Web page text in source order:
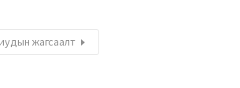
жагсаалт